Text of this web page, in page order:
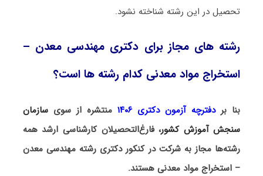
تحصیل در این رشته شناخته نشود.
رشته های مجاز برای دکتری مهندسی معدن –
استخراج مواد معدنی کدام رشته ها است؟
بنا بردفترچه آزمون دکتری ۱۴۰۶ منتشره از سویسازمان
سنجش آموزش کشور، فارغ‌التحصیلان کارشناسی ارشد همه
رشته‌ها مجاز به شرکت در کنکور دکتری رشته مهندسی معدن
– استخراج مواد معدنی هستند.